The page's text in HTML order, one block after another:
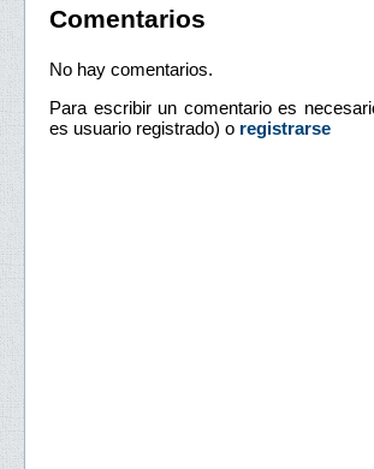
Comentarios
No hay comentarios.
Para escribir un comentario es
es usuario registrado) o registrarse